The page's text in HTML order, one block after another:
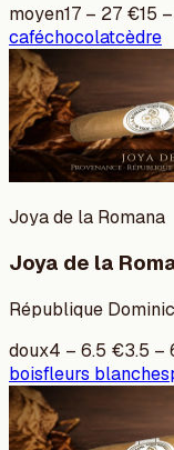
moyen17 – 27 €15 –
caféchocolatcèdre
Joya de la Romana
Joya de la
République
doux4 – 6.5 €3.5 –
boisfleurs blanches